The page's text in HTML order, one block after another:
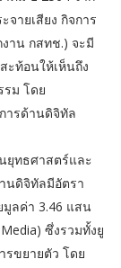
ายเสียง กิจการ
าน กสทช.) จะมี
ะท้อนให้เห็นถึง
รม โดย
ารด้านดิจิทัล
ยุทธศาสตร์และ
นดิจิทัลมีอัตรา
มูลค่า 3.46 แสน
ซึ่งรวมทั้งยู
รขยายตัว โดย